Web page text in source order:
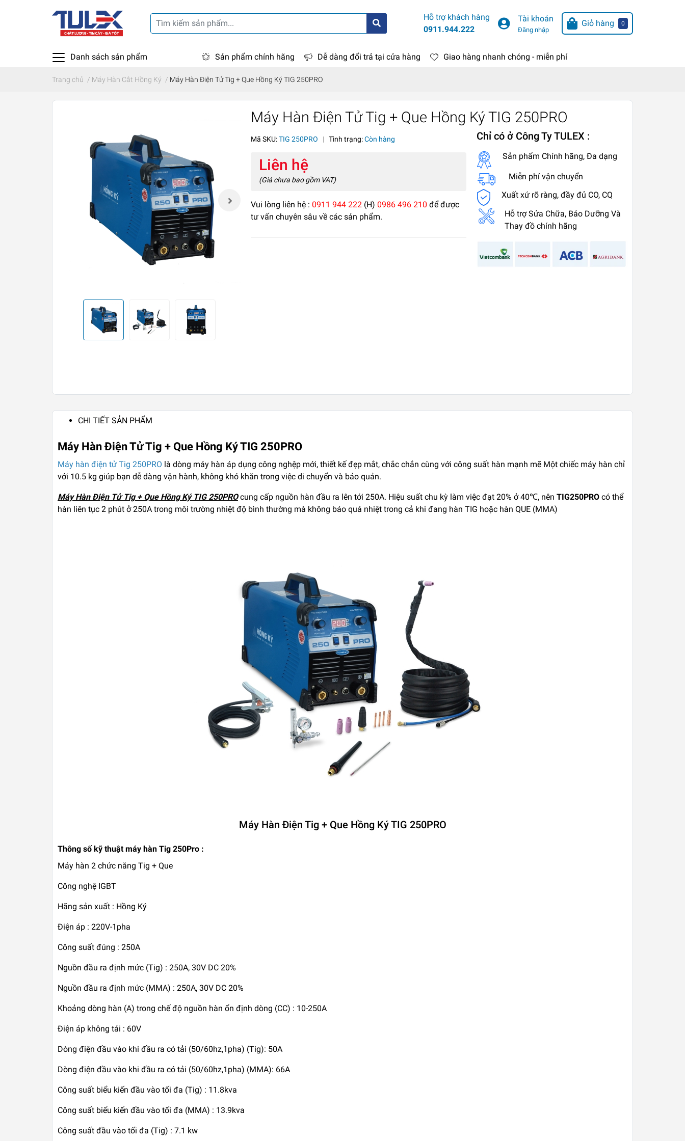
Hỗ trợ khách hàng
0911.944.222
Tài khoản
Đăng nhập
Giỏ hàng 0
Danh sách sản phẩm Sản phẩm chính hãng Dễ dàng đổi trả tại cửa hàng Giao hàng nhanh chóng - miễn phí
Trang chủ / Máy Hàn Cắt Hồng Ký / Máy Hàn Điện Tử Tig + Que Hồng Ký TIG 250PRO
Máy Hàn Điện Tử Tig + Que Hồng Ký TIG 250PRO
Mã SKU:TIG 250PRO | Tình trạng:Còn hàng
Liên hệ
(Giá chưa bao gồm VAT)
Vui lòng liên hệ :0911 944 222 (H)0986 496 210 để được
tư vấn chuyên sâu về các sản phẩm.
Chỉ có ở Công Ty TULEX :
Sản phẩm Chính hãng, Đa dạng
Miễn phí vận chuyển
Xuất xứ rõ ràng, đầy đủ CO, CQ
Hỗ trợ Sửa Chữa, Bảo Dưỡng Và
Thay đồ chính hãng
CHI TIẾT SẢN PHẨM
Máy Hàn Điện Tử Tig + Que Hồng Ký TIG 250PRO
Máy hàn điện tử Tig 250PRO là dòng máy hàn áp dụng công nghệp mới, thiết kế đẹp mắt, chắc chắn cùng với công suất hàn mạnh mẽ Một chiếc máy hàn chỉ
với 10.5 kg giúp bạn dễ dàng vận hành, không khó khăn trong việc di chuyển và bảo quản.
Máy Hàn Điện Tử Tig + Que Hồng Ký TIG 250PROcung cấp nguồn hàn đầu ra lên tới 250A. Hiệu suất chu kỳ làm việc đạt 20% ở 40℃, nên TIG250PRO có thể
hàn liên tục 2 phút ở 250A trong môi trường nhiệt độ bình thường mà không báo quá nhiệt trong cả khi đang hàn TIG hoặc hàn QUE (MMA)
Máy Hàn Điện Tig + Que Hồng Ký TIG 250PRO
Thông số kỹ thuật máy hàn Tig 250Pro :
Máy hàn 2 chức năng Tig + Que
Công nghệ IGBT
Hãng sản xuất : Hồng Ký
Điện áp : 220V-1pha
Công suất đúng : 250A
Nguồn đầu ra định mức (Tig) : 250A, 30V DC 20%
Nguồn đầu ra định mức (MMA) : 250A, 30V DC 20%
Khoảng dòng hàn (A) trong chế độ nguồn hàn ổn định dòng (CC) : 10-250A
Điện áp không tải : 60V
Dòng điện đầu vào khi đầu ra có tải (50/60hz,1pha) (Tig): 50A
Dòng điện đầu vào khi đầu ra có tải (50/60hz,1pha) (MMA): 66A
Công suất biểu kiến đầu vào tối đa (Tig) : 11.8kva
Công suất biểu kiến đầu vào tối đa (MMA) : 13.9kva
Công suất đầu vào tối đa (Tig) : 7.1 kw